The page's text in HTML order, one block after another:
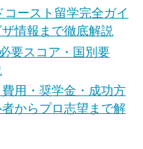
コースト留学完全ガイ
情報まで徹底解説
要スコア・国別要
用・奨学金・成功方
からプロ志望まで解